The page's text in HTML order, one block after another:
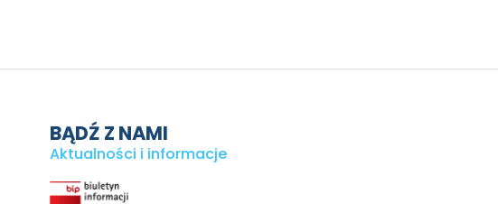
BĄDŹ Z NAMI
Aktualności i informacje